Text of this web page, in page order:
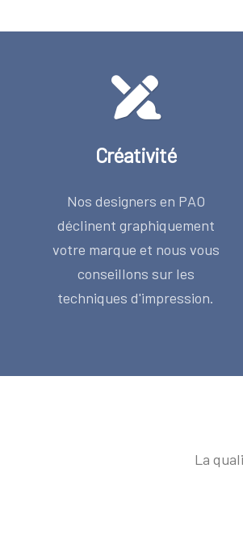
Créativité
Nos designers en PAO
déclinent graphiquement
votre marque et nous vous
conseillons sur les
techniques d'impression.
La